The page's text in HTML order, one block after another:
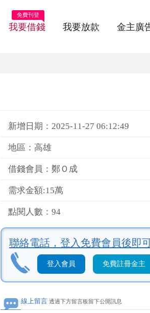
我要借錢
免費刊登
我要放款 金主廣
新增日期：2025-11-27 06:12:49
地區：高雄
借錢會員：鄭Ｏ成
需求金額:15萬
點閱人數：94
聯絡電話， 登入免費會員後即
登入會員 免費註冊金主
線上留言 透過下方留言板留下公開訊息